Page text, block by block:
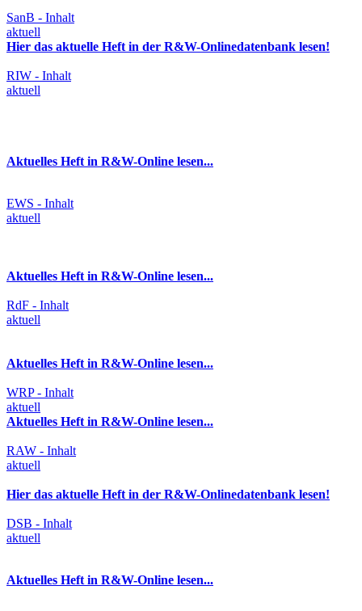
SanB - Inhalt
aktuell
Hier das aktuelle Heft in der R&W-Onlinedatenbank lesen!
RIW - Inhalt
aktuell
Aktuelles Heft in R&W-Online lesen...
EWS - Inhalt
aktuell
Aktuelles Heft in R&W-Online lesen...
RdF - Inhalt
aktuell
Aktuelles Heft in R&W-Online lesen...
WRP - Inhalt
aktuell
Aktuelles Heft in R&W-Online lesen...
RAW - Inhalt
aktuell
Hier das aktuelle Heft in der R&W-Onlinedatenbank lesen!
DSB - Inhalt
aktuell
Aktuelles Heft in R&W-Online lesen...